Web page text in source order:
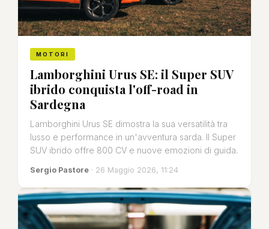
MOTORI
Lamborghini Urus SE: il Super SUV
ibrido conquista l'off-road in
Sardegna
Lamborghini Urus SE dimostra la sua versatilità tra
lusso e performance in un'avventura sarda. Il Super
SUV ibrido offre 800 CV e nuove emozioni di guida.
Sergio Pastore · 26 Maggio 2026, 11:24